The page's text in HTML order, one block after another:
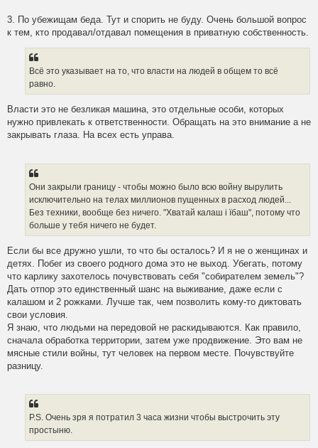
3. По убежищам беда. Тут и спорить не буду. Очень большой вопрос
к тем, кто продавал/отдавал помещения в приватную собственность.
Всё это указывает на то, что власти на людей в общем то всё
равно.
Власти это не безликая машина, это отдельные особи, которых
нужно привлекать к ответственности. Обращать на это внимание а не
закрывать глаза. На всех есть управа.
Они закрыли границу - чтобы можно было всю войну вырулить
исключительно на телах миллионов пущенных в расход людей...
Без техники, вообще без ничего. "Хватай калаш i їбаш", потому что
больше у тебя ничего не будет.
Если бы все дружно ушли, то что бы осталось? И я не о женщинах и
детях. Побег из своего родного дома это не выход. Убегать, потому
что карлику захотелось почувствовать себя "собирателем земель"?
Дать отпор это единственный шанс на выживание, даже если с
калашом и 2 рожками. Лучше так, чем позволить кому-то диктовать
свои условия.
Я знаю, что людьми на передовой не раскидываются. Как правило,
сначала обработка территории, затем уже продвижение. Это вам не
мясные стили войны, тут человек на первом месте. Почувствуйте
разницу.
P.S. Очень зря я потратил 3 часа жизни чтобы выстрочить эту
простыню.